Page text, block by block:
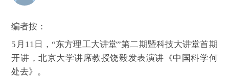
编者按：
5月11日，“东方理工大讲堂”第二期暨科技大讲堂首期
开讲，北京大学讲席教授饶毅发表演讲《中国科学何
处去》。